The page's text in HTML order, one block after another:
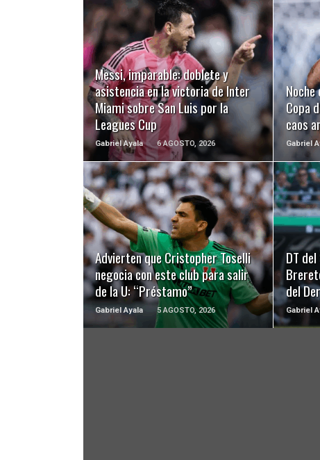
Messi, imparable: doblete y
asistencia en la victoria de Inter
Miami sobre San Luis por la
Leagues Cup
Gabriel Ayala 6 AGOSTO, 2026
LEER MÁS
Copa
caos
Gabriel
Advierten que Cristopher Toselli
negocia con este club para salir
de la U: “Préstamo”
Gabriel Ayala 5 AGOSTO, 2026
LEER MÁS
DT
del
Gabriel